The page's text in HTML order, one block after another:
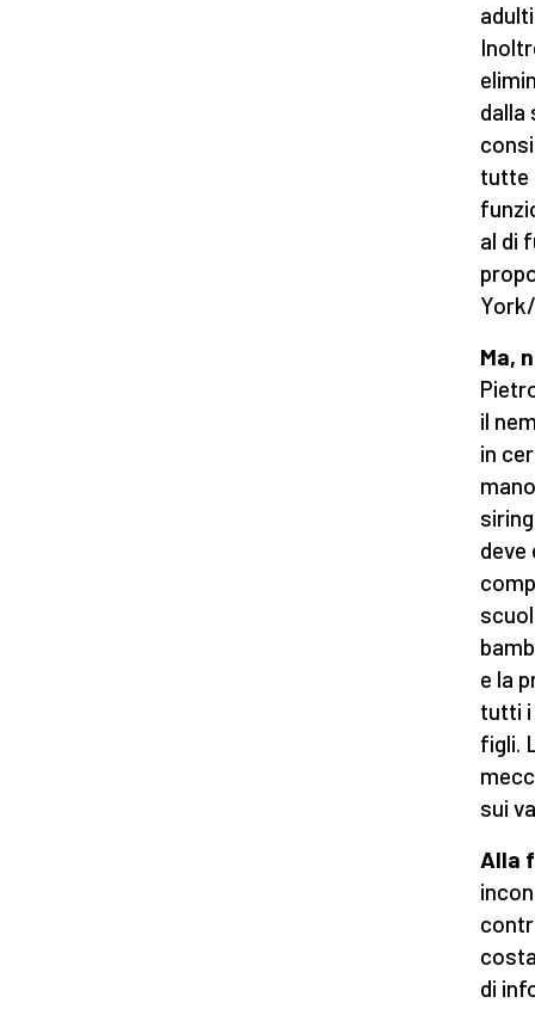
dalla
tutte
al di
Ma,
il
in
e la
tutti i
figli.
sui
Alla
di